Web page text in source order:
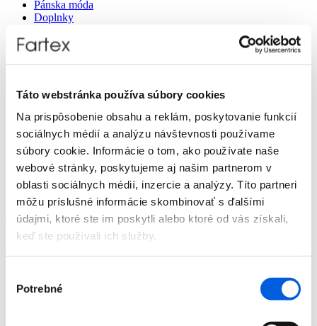
Táto webstránka používa súbory cookies
Na prispôsobenie obsahu a reklám, poskytovanie funkcií
sociálnych médií a analýzu návštevnosti používame
súbory cookie. Informácie o tom, ako používate naše
webové stránky, poskytujeme aj našim partnerom v
oblasti sociálnych médií, inzercie a analýzy. Títo partneri
môžu príslušné informácie skombinovať s ďalšími
údajmi, ktoré ste im poskytli alebo ktoré od vás získali,
keď ste používali ich služby.
súhlasu
Potrebné
Pánska móda
Doplnky
Predajne
O nás
Kontakt
Detail produktu
Domov
Produkty
Dámska móda
Jeansy
Dlhé
Jeansy dámske - Cambio
Jeansy dámske - Cambio
Zľava 70 %